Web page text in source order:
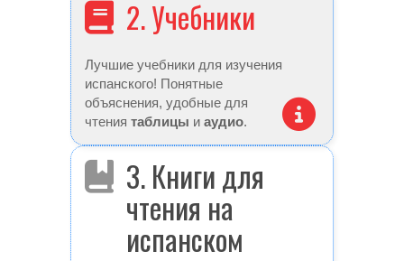
2. Учебники
Лучшие учебники для изучения
испанского! Понятные
объяснения, удобные для
чтения таблицы и аудио.
3. Книги для
чтения на
испанском